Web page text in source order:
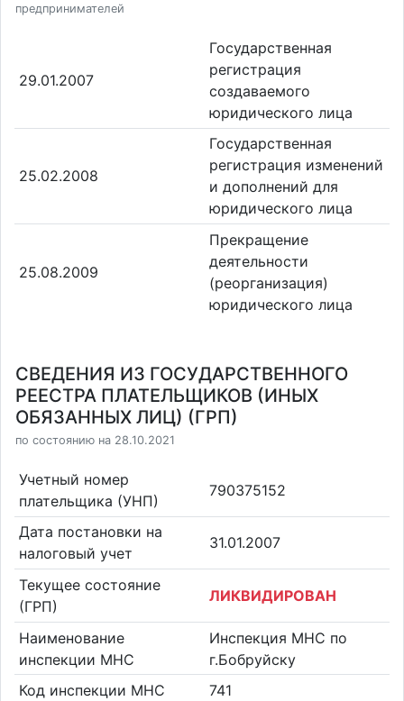
предпринимателей
29.01.2007
Государственная
регистрация
создаваемого
юридического лица
25.02.2008
Государственная
регистрация изменений
и дополнений для
юридического лица
25.08.2009
Прекращение
деятельности
(реорганизация)
юридического лица
СВЕДЕНИЯ ИЗ ГОСУДАРСТВЕННОГО
РЕЕСТРА ПЛАТЕЛЬЩИКОВ (ИНЫХ
ОБЯЗАННЫХ ЛИЦ) (ГРП)
по состоянию на 28.10.2021
Учетный номер
плательщика (УНП)
790375152
Дата постановки на
налоговый учет
31.01.2007
Текущее состояние
(ГРП)
ЛИКВИДИРОВАН
Наименование
инспекции МНС
Инспекция МНС по
г.Бобруйску
Код инспекции МНС
741